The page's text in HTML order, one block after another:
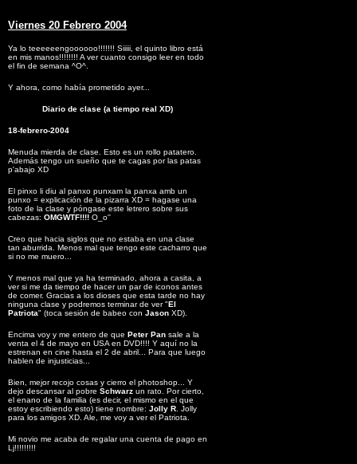
Viernes 20 Febrero 2004
Ya lo teeeeeengoooooo!!!!!!! Siiiii, el quinto libro está
en mis manos!!!!!!!! A ver cuanto consigo leer en todo
el fin de semana ^O^.
Y ahora, como había prometido ayer...
Diario de clase (a tiempo real XD)
18-febrero-2004
Menuda mierda de clase. Esto es un rollo patatero.
Además tengo un sueño que te cagas por las patas
p'abajo XD
El pinxo li diu al panxo punxam la panxa amb un
punxo = explicación de la pizarra XD = hagase una
foto de la clase y póngase este letrero sobre sus
cabezas: OMGWTF!!!! O_o''
Creo que hacia siglos que no estaba en una clase
tan aburrida. Menos mal que tengo este cacharro que
si no me muero...
Y menos mal que ya ha terminado, ahora a casita, a
ver si me da tiempo de hacer un par de iconos antes
de comer. Gracias a los dioses que esta tarde no hay
ninguna clase y podremos terminar de ver "El
Patriota" (toca sesión de babeo con Jason XD).
Encima voy y me entero de que Peter Pan sale a la
venta el 4 de mayo en USA en DVD!!!! Y aquí no la
estrenan en cine hasta el 2 de abril... Para que luego
hablen de injusticias...
Bien, mejor recojo cosas y cierro el photoshop... Y
dejo descansar al pobre Schwarz un rato. Por cierto,
el enano de la familia (es decir, el mismo en el que
estoy escribiendo esto) tiene nombre: Jolly R . Jolly
para los amigos XD. Ale, me voy a ver el Patriota.
Mi novio me acaba de regalar una cuenta de pago en
Lj!!!!!!!!!